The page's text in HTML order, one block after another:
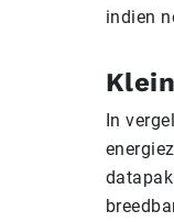
indien
In